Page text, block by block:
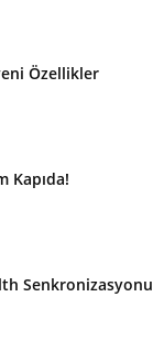
Özellikler
Kapıda!
Senkronizasyonu